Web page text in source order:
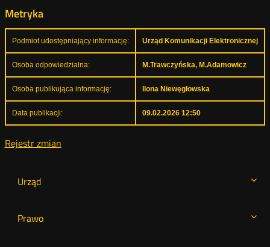
Urząd
Prawo
Metryka
Podmiot udostępniający informację: Urząd Komunikacji Elektronicznej
Osoba odpowiedzialna: M.Trawczyńska, M.Adamowicz
Osoba publikująca informację: Ilona Niewęgłowska
Data publikacji: 09.02.2026 12:50
Rejestr zmian